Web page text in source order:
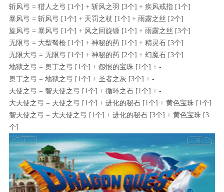
斩风弓 = 猎人之弓 [1个] + 斩风之羽 [3个] + 疾风戒指 [1个]
暴风弓 = 斩风弓 [1个] + 天罚之杖 [1个] + 雨露之丝 [2个]
旋风弓 = 暴风弓 [1个] + 风之回旋镖 [1个] + 雨露之丝 [3个]
无限弓 = 大型弩枪 [1个] + 神秘的药 [1个] + 精灵石 [3个]
无限大弓 = 无限弓 [1个] + 神秘的药 [2个] + 幻魔石 [3个]
地狱之弓 = 奥丁之弓 [1个] + 怨恨的宝珠 [1个] + -
奥丁之弓 = 地狱之弓 [1个] + 圣者之灰 [3个] + -
天使之弓 = 智天使之弓 [1个] + 循环之石 [1个] + -
大天使之弓 = 天使之弓 [1个] + 进化的秘石 [1个] + 黄色宝珠 [1个]
智天使之弓 = 大天使之弓 [1个] + 进化的秘石 [3个] + 黄色宝珠 [3
个]